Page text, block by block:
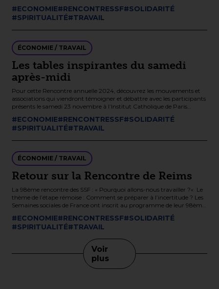
#ECONOMIE#RENCONTRESSF#SOLIDARITÉ
#SPIRITUALITÉ#TRAVAIL
ÉCONOMIE / TRAVAIL
Les tables inspirantes du samedi
après-midi
Pour cette Rencontre annuelle 2024, découvrez les mouvements et
associations qui viendront témoigner et débattre avec les participants
présents le samedi 23 novembre à l’Institut Catholique de Paris
#ECONOMIE#RENCONTRESSF#SOLIDARITÉ
#SPIRITUALITÉ#TRAVAIL
ÉCONOMIE / TRAVAIL
Retour sur la Rencontre de Reims
La 98ème rencontre des SSF : « Pourquoi allons-nous travailler ?« Le
thème de l’étape rémoise : Comment se préparer à l’incertitude ? Les
Semaines sociales de France ont inscrit au programme de leur 98ème
#ECONOMIE#RENCONTRESSF#SOLIDARITÉ
#SPIRITUALITÉ#TRAVAIL
Voir
plus